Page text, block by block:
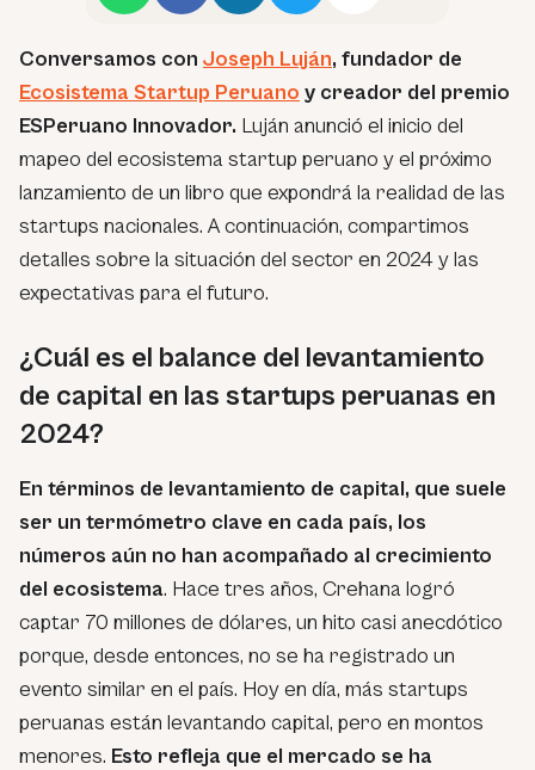
Conversamos con Joseph Luján, fundador de
Ecosistema Startup Peruano y creador del premio
ESPeruano Innovador. Luján anunció el inicio del
mapeo del ecosistema startup peruano y el próximo
lanzamiento de un libro que expondrá la realidad de las
startups nacionales. A continuación, compartimos
detalles sobre la situación del sector en 2024 y las
expectativas para el futuro.
¿Cuál es el balance del levantamiento
de capital en las startups peruanas en
2024?
En términos de levantamiento de capital, que suele
ser un termómetro clave en cada país, los
números aún no han acompañado al crecimiento
del ecosistema. Hace tres años, Crehana logró
captar 70 millones de dólares, un hito casi anecdótico
porque, desde entonces, no se ha registrado un
evento similar en el país. Hoy en día, más startups
peruanas están levantando capital, pero en montos
menores. Esto refleja que el mercado se ha